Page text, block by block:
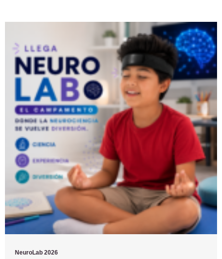
NeuroLab 2026